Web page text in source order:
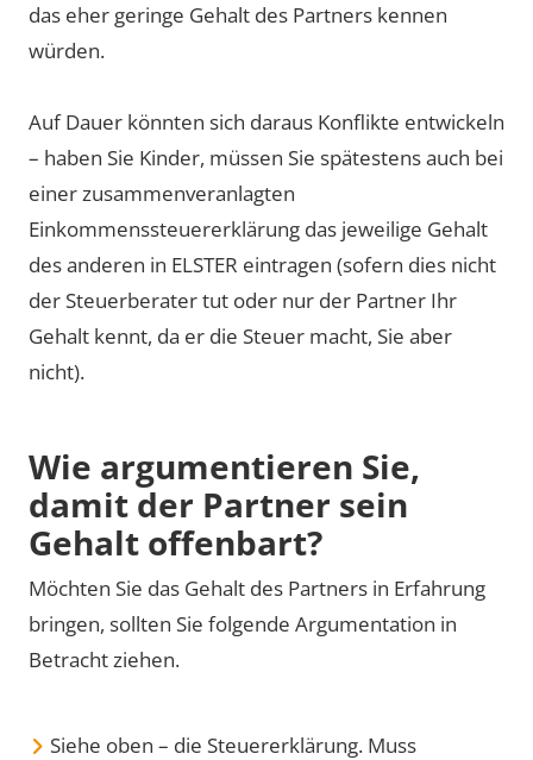
das eher geringe Gehalt des Partners kennen
würden.
Auf Dauer könnten sich daraus Konflikte entwickeln
– haben Sie Kinder, müssen Sie spätestens auch bei
einer zusammenveranlagten
Einkommenssteuererklärung das jeweilige Gehalt
des anderen in ELSTER eintragen (sofern dies nicht
der Steuerberater tut oder nur der Partner Ihr
Gehalt kennt, da er die Steuer macht, Sie aber
nicht).
Wie argumentieren Sie,
damit der Partner sein
Gehalt offenbart?
Möchten Sie das Gehalt des Partners in Erfahrung
bringen, sollten Sie folgende Argumentation in
Betracht ziehen.
Siehe oben – die Steuererklärung. Muss